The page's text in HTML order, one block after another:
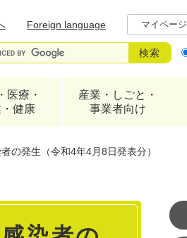
Foreign language マイページ
医療・
健康
産業・しごと・
事業者向け
の発生（令和4年4月8日発表分）